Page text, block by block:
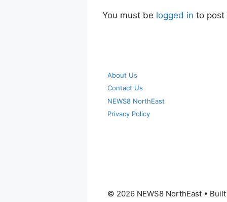
You must be logged in to post
About Us
Contact Us
NEWS8 NorthEast
Privacy Policy
© 2026 NEWS8 NorthEast •